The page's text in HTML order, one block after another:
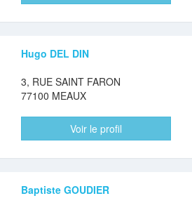
Hugo DEL DIN
3, RUE SAINT FARON
77100 MEAUX
Voir le profil
Baptiste GOUDIER